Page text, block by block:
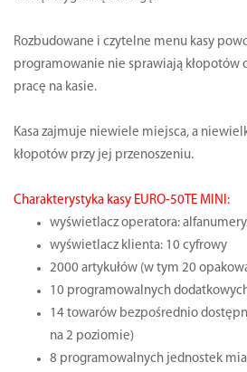
Rozbudowane i czytelne menu kasy
programowanie nie sprawiają kłopotów
pracę na kasie.
Kasa zajmuje niewiele miejsca, a
kłopotów przy jej przenoszeniu.
Charakterystyka kasy EURO-50TE MINI:
wyświetlacz operatora:
wyświetlacz klienta: 10 cyfrowy
2000 artykułów (w tym 20
10 programowalnych
14 towarów bezpośrednio
na 2 poziomie)
8 programowalnych jednostek